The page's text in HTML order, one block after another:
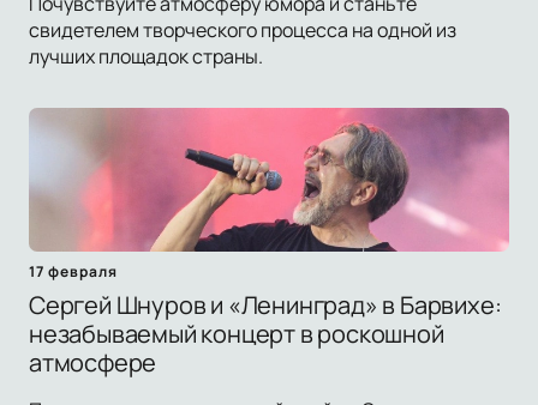
свидетелем творческого процесса на одной из
лучших площадок страны.
17 февраля
Сергей Шнуров и «Ленинград» в Барвихе:
незабываемый концерт в роскошной
атмосфере